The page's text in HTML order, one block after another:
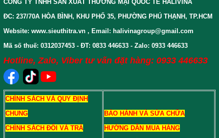
CÔNG TY TNHH SẢN XUẤT THƯƠNG MẠI QUỐC TẾ HALIVINA
ĐC: 237/70A HÒA BÌNH, KHU PHỐ 35, PHƯỜNG PHÚ THẠNH, TP.HCM
Website: www.sieuthitra.vn , Email: halivinagroup@gmail.com
Mã số thuế: 0312037453 - ĐT: 0833 446633 - Zalo: 0933 446633
Hotline, Zalo, Viber tư vấn đặt hàng: 0933 446633
CHÍNH SÁCH VÀ QUY ĐỊNH
CHUNG
CHÍNH SÁCH ĐỔI VÀ TRẢ
BẢO HÀNH VÀ SỬA CHỮA
HƯỚNG DẪN MUA HÀNG